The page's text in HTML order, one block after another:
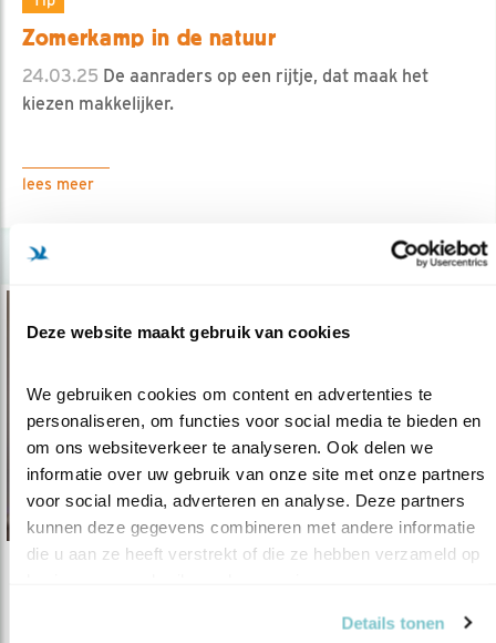
Deze website maakt gebruik van cookies
We gebruiken cookies om content en advertenties te
personaliseren, om functies voor social media te bieden en
om ons websiteverkeer te analyseren. Ook delen we
informatie over uw gebruik van onze site met onze partners
voor social media, adverteren en analyse. Deze partners
kunnen deze gegevens combineren met andere informatie
die u aan ze heeft verstrekt of die ze hebben verzameld op
Details tonen
Zomerkamp in de natuur
24.03.25 De aanraders op een rijtje, dat maak het
kiezen makkelijker.
lees meer